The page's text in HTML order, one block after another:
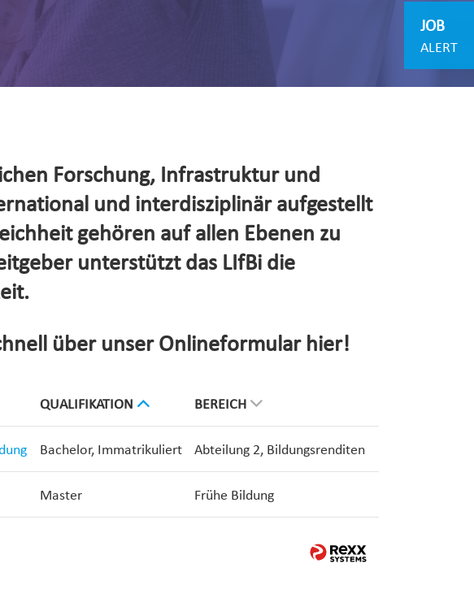
Forschung, Infrastruktur und
und interdisziplinär aufgestellt
gehören auf allen Ebenen zu
unterstützt das LIfBi die
über unser Onlineformular hier!
QUALIFIKATION BEREICH
Bachelor, Immatrikuliert Abteilung 2, Bildungsrenditen
Master Frühe Bildung
JOB
ALERT